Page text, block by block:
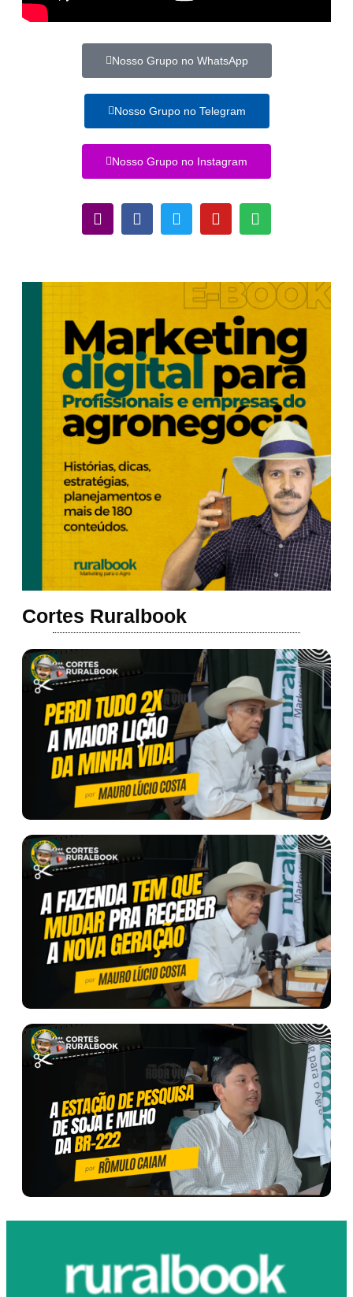
Nosso Grupo no WhatsApp
Nosso Grupo no Telegram
Nosso Grupo no Instagram
Cortes Ruralbook